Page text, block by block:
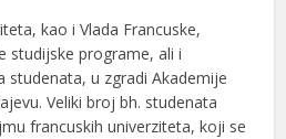
kao i Vlada Francuske,
studijske programe, ali i
studenata, u zgradi Akademije
Veliki broj bh. studenata
francuskih univerziteta, koji se